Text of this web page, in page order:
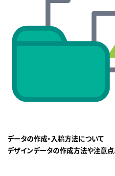
データの作成・入稿方法について
デザインデータの作成方法や注意点